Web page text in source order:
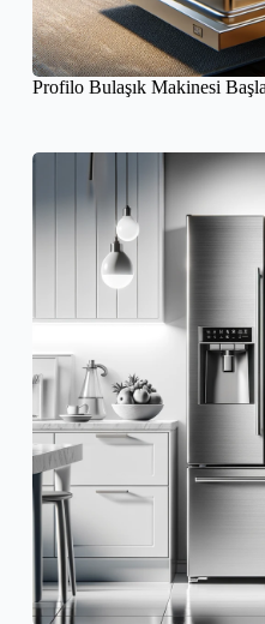
Profilo Bulaşık Makinesi